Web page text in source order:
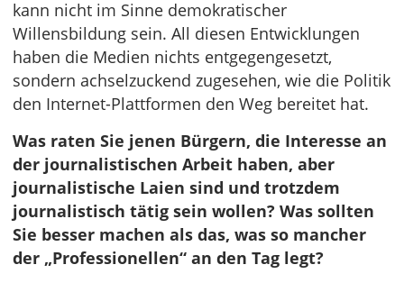
kann nicht im Sinne demokratischer
Willensbildung sein. All diesen Entwicklungen
haben die Medien nichts entgegengesetzt,
sondern achselzuckend zugesehen, wie die Politik
den Internet-Plattformen den Weg bereitet hat.
Was raten Sie jenen Bürgern, die Interesse an
der journalistischen Arbeit haben, aber
journalistische Laien sind und trotzdem
journalistisch tätig sein wollen? Was sollten
Sie besser machen als das, was so mancher
der „Professionellen“ an den Tag legt?